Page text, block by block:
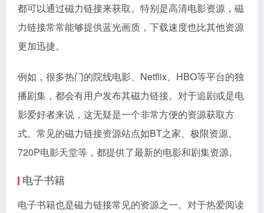
都可以通过磁力链接来获取。特别是高清电影资源，磁
力链接常常能够提供蓝光画质，下载速度也比其他资源
更加迅捷。
例如，很多热门的院线电影、Netflix、HBO等平台的独
播剧集，都会有用户发布其磁力链接。对于追剧或是电
影爱好者来说，这无疑是一个非常方便的资源获取方
式。常见的磁力链接资源站点如BT之家、极限资源、
720P电影天堂等，都提供了最新的电影和剧集资源。
电子书籍
电子书籍也是磁力链接常见的资源之一。对于热爱阅读